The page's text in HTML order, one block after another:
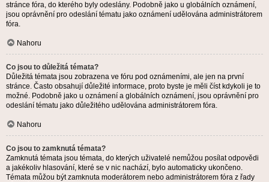
stránce fóra, do kterého byly odeslány. Podobně jako u globálních oznámení,
jsou oprávnění pro odeslání tématu jako oznámení udělována administrátorem
fóra.
Nahoru
Co jsou to důležitá témata?
Důležitá témata jsou zobrazena ve fóru pod oznámeními, ale jen na první
stránce. Často obsahují důležité informace, proto byste je měli číst kdykoli je to
možné. Podobně jako u oznámení a globálních oznámení, jsou oprávnění pro
odeslání tématu jako důležitého udělována administrátorem fóra.
Nahoru
Co jsou to zamknutá témata?
Zamknutá témata jsou témata, do kterých uživatelé nemůžou posílat odpovědi
a jakékoliv hlasování, které se v nic nachází, bylo automaticky ukončeno.
Témata můžou být zamknuta moderátorem nebo administrátorem fóra z řady